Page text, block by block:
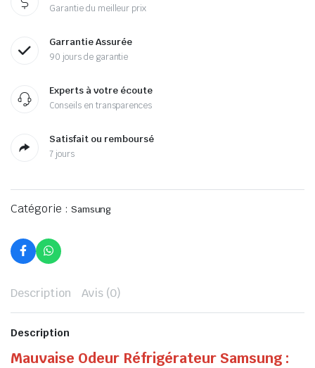
Garantie du meilleur prix
Garrantie Assurée
90 jours de garantie
Experts à votre écoute
Conseils en transparences
Satisfait ou remboursé
7 jours
Catégorie : Samsung
Description Avis (0)
Description
Mauvaise Odeur Réfrigérateur Samsung :